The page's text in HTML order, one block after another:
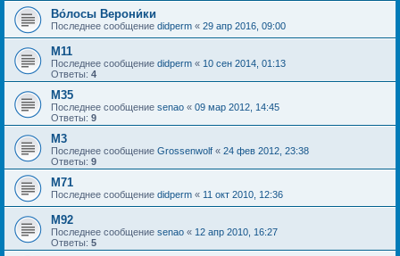
Во́лосы Верони́ки
Последнее сообщение didperm « 29 апр 2016, 09:00
M11
Последнее сообщение didperm « 10 сен 2014, 01:13
Ответы: 4
M35
Последнее сообщение senao « 09 мар 2012, 14:45
Ответы: 9
М3
Последнее сообщение Grossenwolf « 24 фев 2012, 23:38
Ответы: 9
M71
Последнее сообщение didperm « 11 окт 2010, 12:36
M92
Последнее сообщение senao « 12 апр 2010, 16:27
Ответы: 5